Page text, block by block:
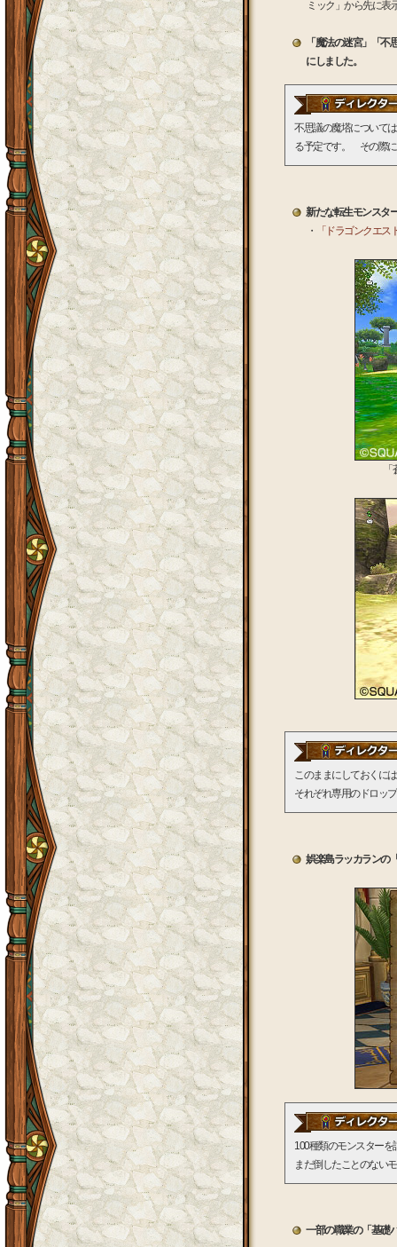
ミック」から先に表
「魔法の迷宮」「
にしました。
不思議の魔塔について
る予定です。 その際
新たな転生モンスタ
・
「ドラゴンクエス
このままにしておくに
それぞれ専用のドロッ
娯楽島ラッカランの
100種類のモンスター
まだ倒したことのない
一部の職業の「基礎